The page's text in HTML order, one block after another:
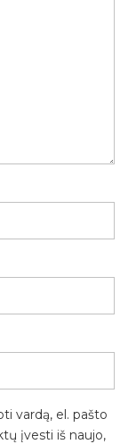
vardą, el. pašto
įvesti iš naujo,